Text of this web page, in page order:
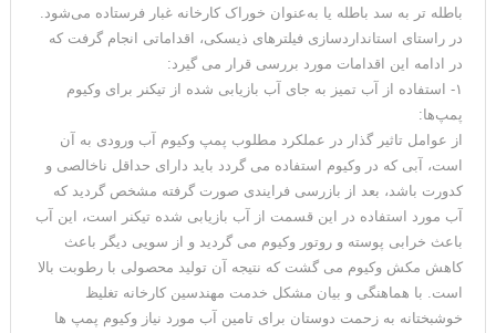
باطله تر به سد باطله یا به‌عنوان خوراک کارخانه غبار فرستاده می‌شود.
در راستای استانداردسازی فیلترهای ذیسکی، اقداماتی انجام گرفت که
در ادامه این اقدامات مورد بررسی قرار می گیرد:
۱- استفاده از آب تمیز به جای آب بازیابی شده از تیکنر برای وکیوم
پمپ‌ها:
از عوامل تاثیر گذار در عملکرد مطلوب پمپ وکیوم آب ورودی به آن
است، آبی که در وکیوم استفاده می گردد باید دارای حداقل ناخالصی و
کدورت باشد، بعد از بازرسی فرایندی صورت گرفته مشخص گردید که
آب مورد استفاده در این قسمت از آب بازیابی شده تیکنر است، این آب
باعث خرابی پوسته و روتور وکیوم می گردید و از سویی دیگر باعث
کاهش مکش وکیوم می گشت که نتیجه آن تولید محصولی با رطوبت بالا
است. با هماهنگی و بیان مشکل خدمت مهندسین کارخانه تغلیظ
خوشبختانه به زحمت دوستان برای تامین آب مورد نیاز وکیوم پمپ ها